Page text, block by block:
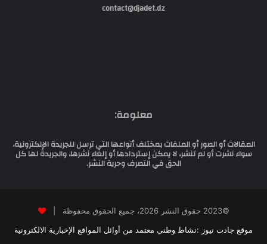
contact@djadet.dz
معلومة:
المقالات أو الصور أو الملفات بمختلف أنواعها التي ترسل للجريدة الإلكترونية،
سواء نشرت أو لم تنشر، لا يمكن إستردادها أو إلغاء نشرها، والجريدة لها كل
الحق في التصرف وحرية النشر.
©2023 حقوق النشر 2026، جميع الحقوق محفوظة |
موقع جادت نيوز :نشاط وطني معتمد من أوائل المواقع الإخبارية الالكترونية